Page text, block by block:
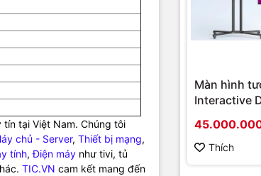
tại Việt Nam. Chúng tôi
chủ - Server, Thiết bị mạng,
tính,Điện máy như tivi, tủ
TIC.VN cam kết mang đến
Màn hình
Interactive
D5B86RB/
hình cao
chính hãng
Thích